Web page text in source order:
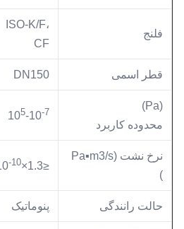
فلنج
ISO-K/F،
CF
قطر اسمی DN150
(Pa)
محدوده کاربرد
105-10-7
نرخ نشت (Pa▪m3/s
)
≤1.3×10
-10
حالت رانندگی پنوماتیک